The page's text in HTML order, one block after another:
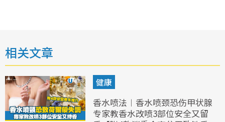
相关文章
健康
香水喷法︱香水喷颈恐伤甲状腺
专家教香水改喷3部位安全又留